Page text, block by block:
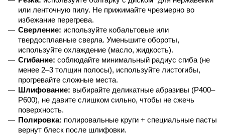
или ленточную пилу. Не прижимайте чрезмерно во
избежание перегрева.
Сверление: используйте кобальтовые или
твердосплавные сверла. Уменьшите обороты,
используйте охлаждение (масло, жидкость).
Сгибание: соблюдайте минимальный радиус сгиба (не
менее 2–3 толщин полосы), используйте листогибы,
прогревайте сложные места.
Шлифование: выбирайте деликатные абразивы (P400–
P600), не давите слишком сильно, чтобы не сжечь
поверхность.
Полировка: полировальные круги + специальные пасты
вернут блеск после шлифовки.